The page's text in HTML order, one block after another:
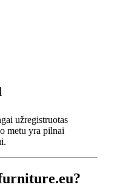
užregistruotas
metu yra pilnai